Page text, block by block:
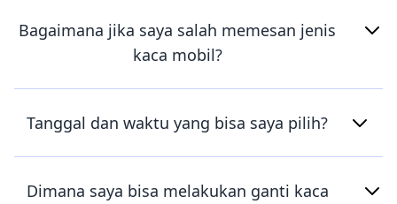
Bagaimana jika saya salah memesan jenis
kaca mobil?
Tanggal dan waktu yang bisa saya pilih?
Dimana saya bisa melakukan ganti kaca